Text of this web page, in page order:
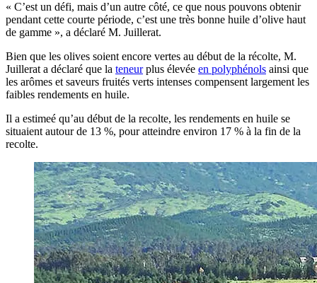
« C’est un défi, mais d’un autre côté, ce que nous pouvons obtenir
pendant cette courte période, c’est une très bonne huile d’olive haut
de gamme », a déclaré M. Juillerat.
Bien que les olives soient encore vertes au début de la récolte, M.
Juillerat a déclaré que la teneurplus élevée en polyphénols ainsi que
les arômes et saveurs fruités verts intenses compensent largement les
faibles rendements en huile.
Il a estime­é qu’au début de la re­colte, les rendements en huile se
situaient autour de 13 %, pour atte­indre environ 17 % à la fin de la
re­colte.